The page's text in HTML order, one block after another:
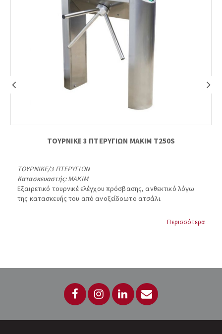
ΤΟΥΡΝΙΚΕ 3 ΠΤΕΡΥΓΙΩΝ ΜΑΚΙΜ Τ250S
ΤΟΥΡΝΙΚΕ/3 ΠΤΕΡΥΓΙΩΝ
Κατασκευαστής:MAKIM
Εξαιρετικό τουρνικέ ελέγχου πρόσβασης, ανθεκτικό λόγω
της κατασκευής του από ανοξείδοωτο ατσάλι.
Κλείδωμα μέσω πηνίου 24VDC
Περισσότερα